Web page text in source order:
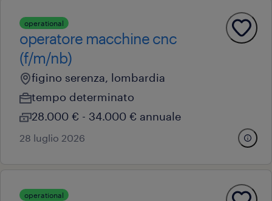
operational
operatore macchine cnc
(f/m/nb)
figino serenza, lombardia
tempo determinato
28.000 € - 34.000 € annuale
28 luglio 2026
operational